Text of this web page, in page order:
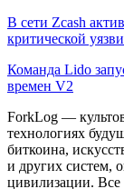
В сети Zcash
критической
Команда Lido
времен V2
ForkLog —
технологиях
биткоина,
и других систем,
цивилизации. Все